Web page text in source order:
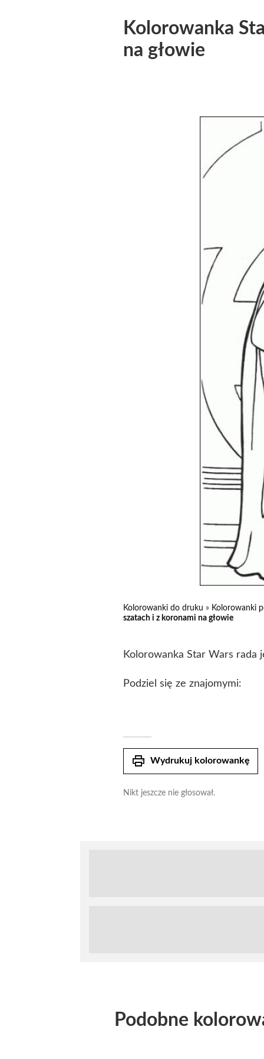
Kolorowanka
na głowie
Kolorowanki do druku » Kolorowanki
szatach i z koronami na głowie
Kolorowanka Star Wars rada
Podziel się ze znajomymi:
print Wydrukuj kolorowankę
Nikt jeszcze nie głosował.
Podobne